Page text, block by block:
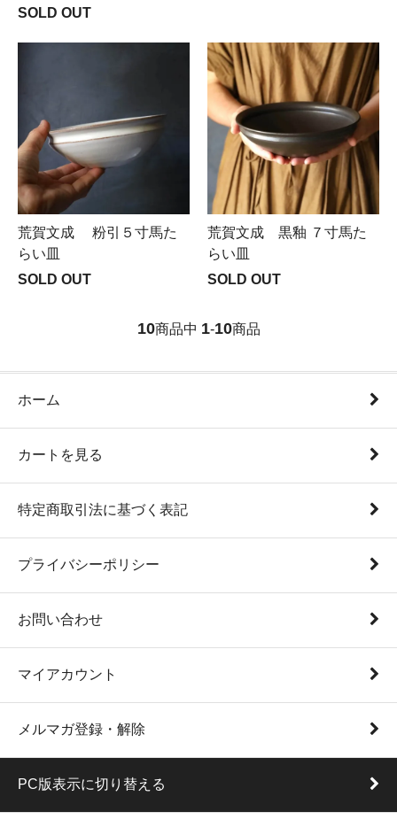
SOLD OUT
荒賀文成 粉引５寸馬た
らい皿
SOLD OUT
荒賀文成 黒釉 ７寸馬た
らい皿
SOLD OUT
10商品中 1-10商品
ホーム
カートを見る
特定商取引法に基づく表記
プライバシーポリシー
お問い合わせ
マイアカウント
メルマガ登録・解除
PC版表示に切り替える